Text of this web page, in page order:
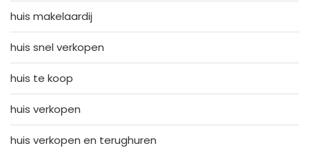
huis makelaardij
huis snel verkopen
huis te koop
huis verkopen
huis verkopen en terughuren